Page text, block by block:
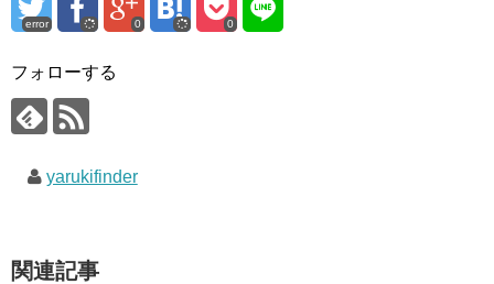
error 0 0
フォローする
yarukifinder
関連記事